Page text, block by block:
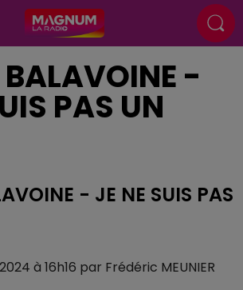
BALAVOINE -
PAS UN
- JE NE SUIS PAS
à 16h16 par Frédéric MEUNIER